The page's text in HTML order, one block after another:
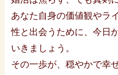
あなた自身の価値観やラ
性と出会うために、今日
いきましょう。
その一歩が、穏やかで幸